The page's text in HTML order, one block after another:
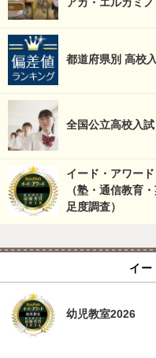
都道府県別 高校
全国公立高校入試
イード・アワード
（塾・通信教育
足度調査）
イー
幼児教室2026